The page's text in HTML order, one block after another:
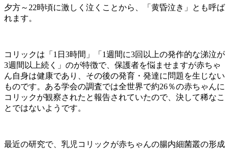
夕方～22時頃に激しく泣くことから、「黄昏泣き」とも呼ば
れます。
コリックは「1日3時間」「1週間に3回以上の発作的な涕泣が
3週間以上続く」のが特徴で、保護者を悩ませますが赤ちゃ
ん自身は健康であり、その後の発育・発達に問題を生じない
ものです。ある学会の調査では全世界で約26％の赤ちゃんに
コリックが観察されたと報告されていたので、決して稀なこ
とではないようです。
最近の研究で、乳児コリックが赤ちゃんの腸内細菌叢の形成